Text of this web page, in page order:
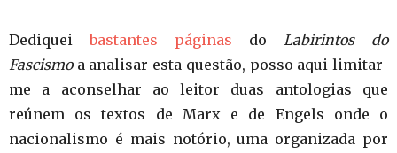
Dediqueibastantes páginas do Labirintos do
Fascismo a analisar esta questão, posso aqui limitar-
me a aconselhar ao leitor duas antologias que
reúnem os textos de Marx e de Engels onde o
nacionalismo é mais notório, uma organizada por